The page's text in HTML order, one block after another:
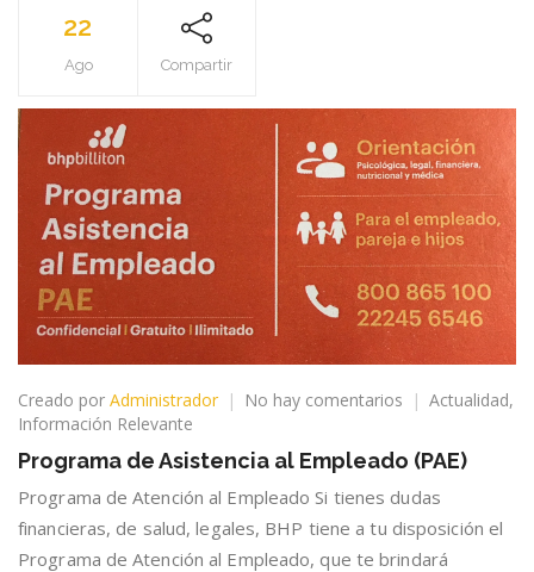
22
Ago Compartir
Creado por Administrador No hay comentarios
en
de
Asistencia
al
Empleado
(PAE)
Actualidad,
Información Relevante
Programa de Asistencia al Empleado (PAE)
Programa de Atención al Empleado Si tienes dudas
financieras, de salud, legales, BHP tiene a tu disposición el
Programa de Atención al Empleado, que te brindará